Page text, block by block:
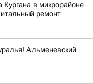
в микрорайоне
ремонт
Альменевский